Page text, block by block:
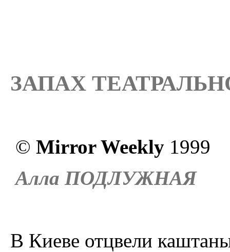
ЗАПАХ
© Mirror Weekly 1999
Алла ПОДЛУЖНАЯ
В Киеве отцвели